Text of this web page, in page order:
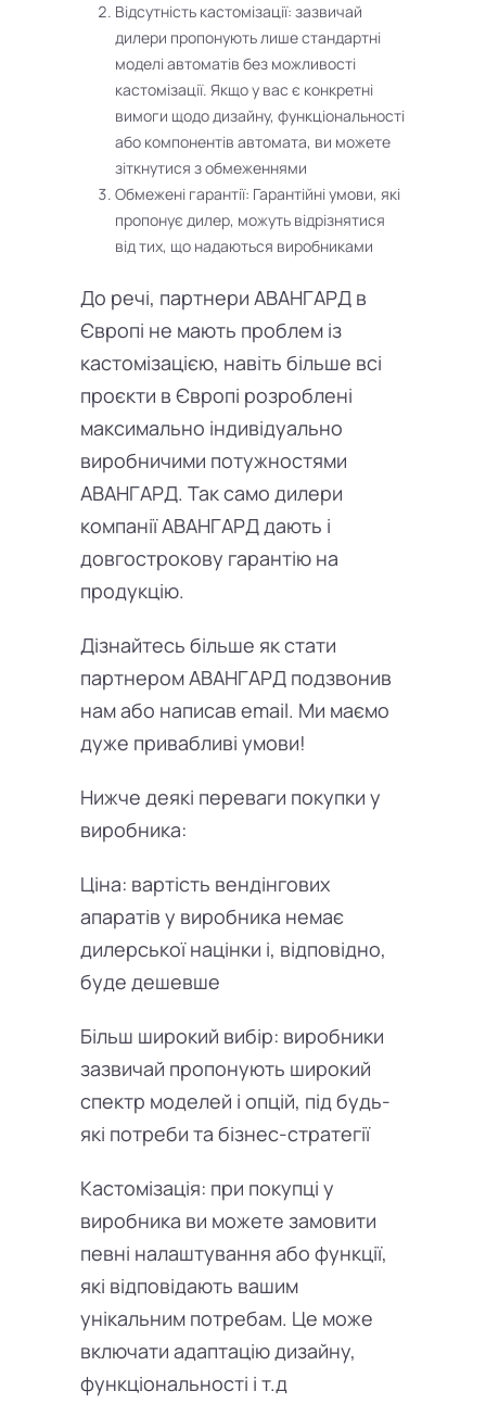
Відсутність кастомізації: зазвичай
дилери пропонують лише стандартні
моделі автоматів без можливості
кастомізації. Якщо у вас є конкретні
вимоги щодо дизайну, функціональності
або компонентів автомата, ви можете
зіткнутися з обмеженнями
Обмежені гарантії: Гарантійні умови, які
пропонує дилер, можуть відрізнятися
від тих, що надаються виробниками
До речі, партнери АВАНГАРД в
Європі не мають проблем із
кастомізацією, навіть більше всі
проєкти в Європі розроблені
максимально індивідуально
виробничими потужностями
АВАНГАРД. Так само дилери
компанії АВАНГАРД дають і
довгострокову гарантію на
продукцію.
Дізнайтесь більше як стати
партнером АВАНГАРД подзвонив
нам або написав email. Ми маємо
дуже привабливі умови!
Нижче деякі переваги покупки у
виробника:
Ціна: вартість вендінгових
апаратів у виробника немає
дилерської націнки і, відповідно,
буде дешевше
Більш широкий вибір: виробники
зазвичай пропонують широкий
спектр моделей і опцій, під будь-
які потреби та бізнес-стратегії
Кастомізація: при покупці у
виробника ви можете замовити
певні налаштування або функції,
які відповідають вашим
унікальним потребам. Це може
включати адаптацію дизайну,
функціональності і т.д